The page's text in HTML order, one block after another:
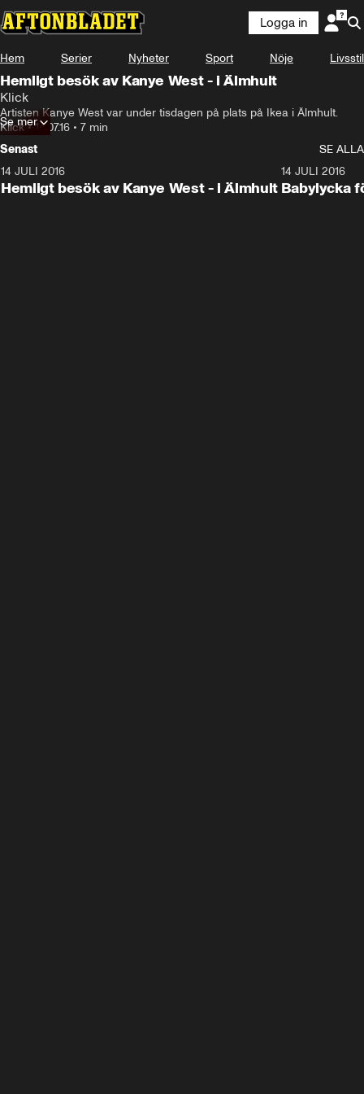
Logga in
Hem Serier Nyheter Sport Nöje Livsstil
Hemligt besök av Kanye West - i Älmhult
Klick
Artisten Kanye West var under tisdagen på plats på Ikea i Älmhult.
Klick•14.07.16 • 7 min
Se mer
Senast
SE ALLA
14 JULI 2016
Hemligt besök av Kanye West - i Älmhult
14 JULI 2016
Babylycka